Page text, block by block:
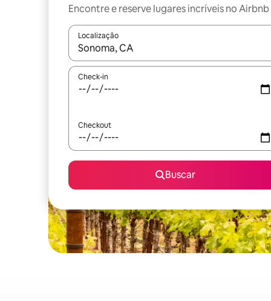
Encontre e reserve lugares incríveis no Airbnb
Localização
Quando os resultados estiverem disponíveis,
Check-in
Checkout
Buscar